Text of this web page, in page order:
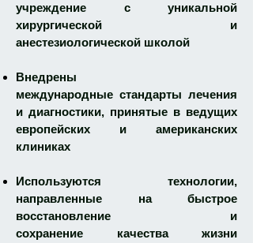
учреждение с уникальной
хирургической и
анестезиологической школой
Внедрены
международные стандарты лечения
и диагностики, принятые в ведущих
европейских и американских
клиниках
Используются технологии,
направленные на быстрое
восстановление и
сохранение качества жизни